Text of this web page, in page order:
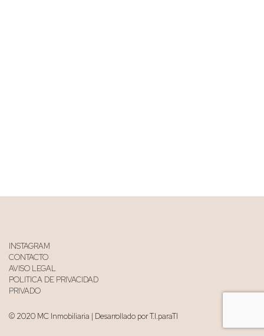
INSTAGRAM
CONTACTO
AVISO LEGAL
POLITICA DE PRIVACIDAD
PRIVADO
© 2020 MC Inmobiliaria | Desarrollado por T.I.paraTI